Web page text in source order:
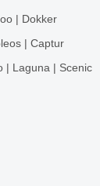
| Dokker
| Captur
| Laguna | Scenic